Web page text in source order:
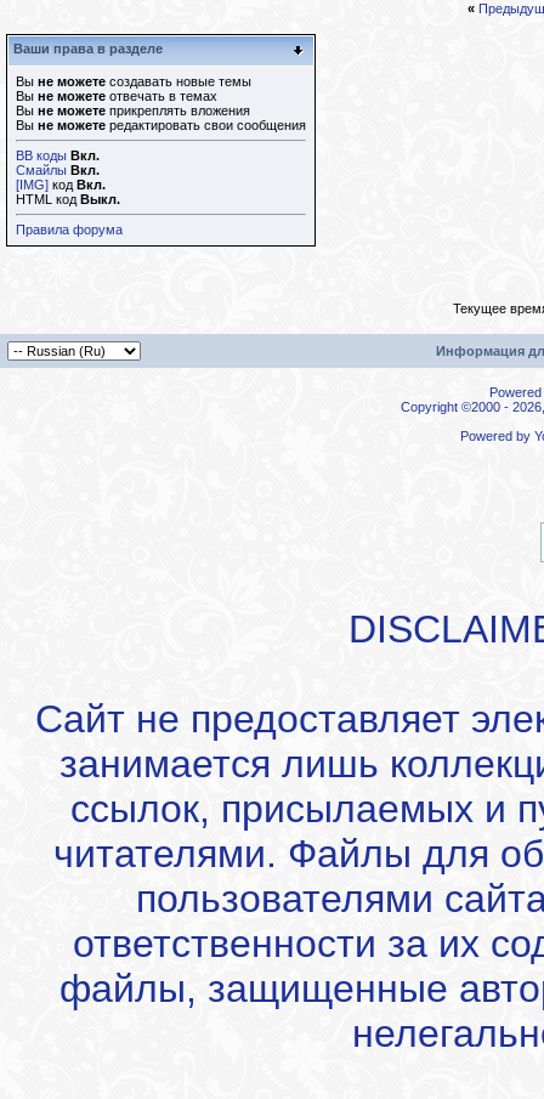
«
Ваши права в разделе
Вы не можете создавать новые темы
Вы не можете отвечать в темах
Вы не можете прикреплять вложения
Вы не можете редактировать свои сообщения
BB коды Вкл.
Смайлы Вкл.
[IMG] код Вкл.
HTML код Выкл.
Правила форума
Текущее
Информация
Copyright ©2000 -
Powered by
Сайт не предоставляет
занимается лишь
ссылок, присылаемых и
читателями. Файлы для
пользователями
ответственности за их
файлы, защищенные